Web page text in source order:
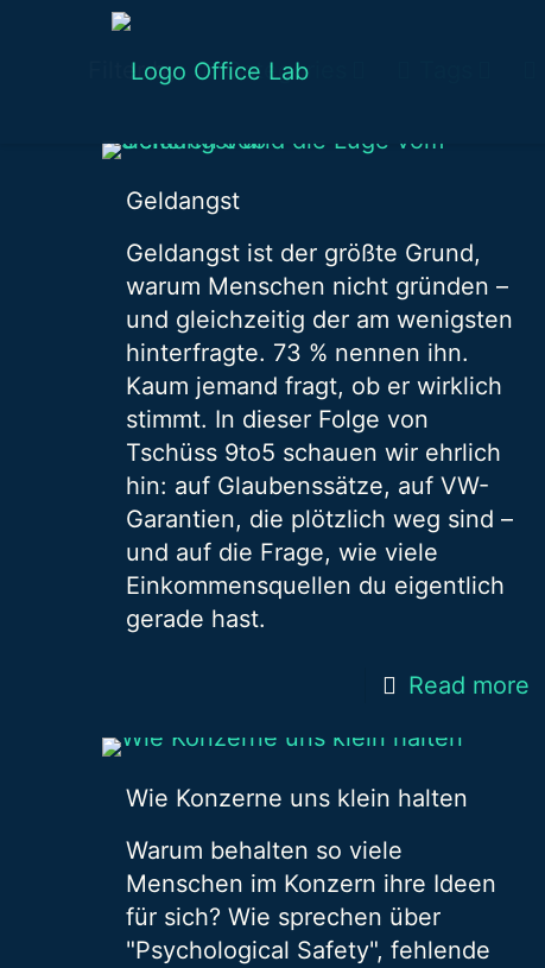
Filter by Categories
Geldangst
Geldangst ist der größte Grund,
warum Menschen nicht gründen –
und gleichzeitig der am wenigsten
hinterfragte. 73 % nennen ihn.
Kaum jemand fragt, ob er wirklich
stimmt. In dieser Folge von
Tschüss 9to5 schauen wir ehrlich
hin: auf Glaubenssätze, auf VW-
Garantien, die plötzlich weg sind –
und auf die Frage, wie viele
Einkommensquellen du eigentlich
gerade hast.
Read more
Wie Konzerne uns klein halten
Warum behalten so viele
Menschen im Konzern ihre Ideen
für sich? Wie sprechen über
"Psychological Safety", fehlende